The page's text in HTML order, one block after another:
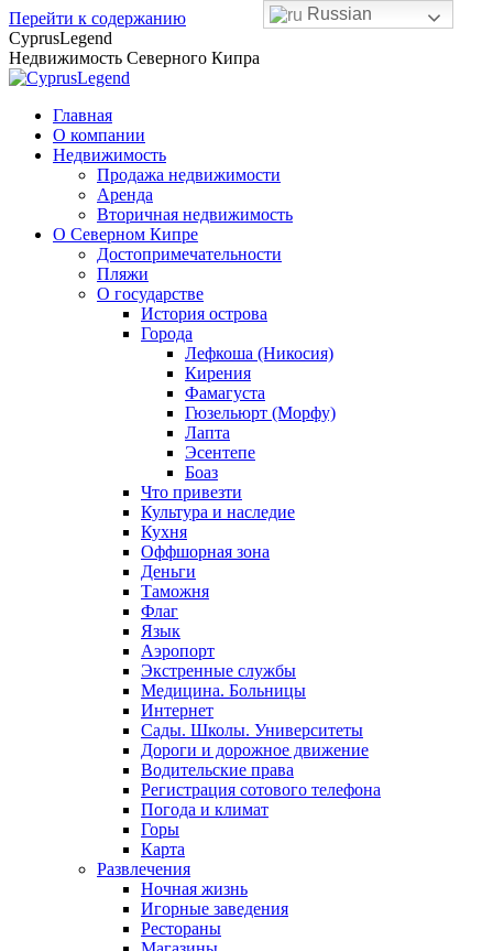
Перейти к содержанию
CyprusLegend
Недвижимость Северного Кипра
Главная
О компании
Недвижимость
Продажа недвижимости
Аренда
Вторичная недвижимость
О Северном Кипре
Достопримечательности
Пляжи
О государстве
История острова
Города
Лефкоша (Никосия)
Кирения
Фамагуста
Гюзельюрт (Морфу)
Лапта
Эсентепе
Боаз
Что привезти
Культура и наследие
Кухня
Оффшорная зона
Деньги
Таможня
Флаг
Язык
Аэропорт
Экстренные службы
Медицина. Больницы
Интернет
Сады. Школы. Университеты
Дороги и дорожное движение
Водительские права
Регистрация сотового телефона
Погода и климат
Горы
Карта
Развлечения
Ночная жизнь
Игорные заведения
Рестораны
Russian